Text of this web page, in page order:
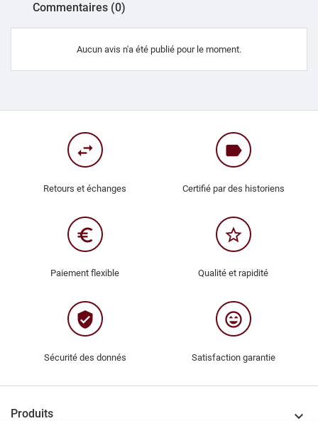
Commentaires (0)
Aucun avis n'a été publié pour le moment.
swap_horiz
Retours et échanges
label
Certifié par des historiens
euro_symbol
Paiement flexible
star_border
Qualité et rapidité
verified_user
Sécurité des donnés
sentiment_very_satisfied
Satisfaction garantie
Produits 